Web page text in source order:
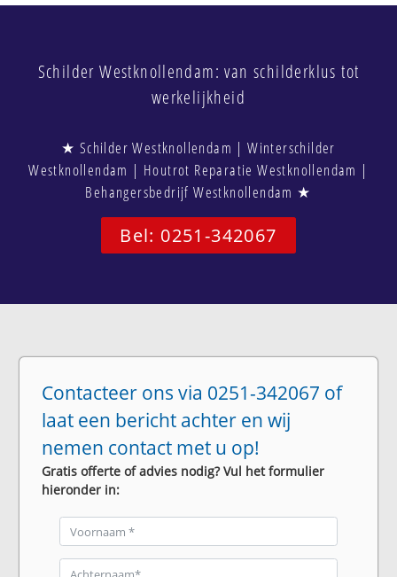
Schilder Westknollendam: van schilderklus tot
werkelijkheid
★ Schilder Westknollendam | Winterschilder
Westknollendam | Houtrot Reparatie Westknollendam |
Behangersbedrijf Westknollendam ★
Bel: 0251-342067
Contacteer ons via 0251-342067 of
laat een bericht achter en wij
nemen contact met u op!
Gratis offerte of advies nodig? Vul het formulier
hieronder in: